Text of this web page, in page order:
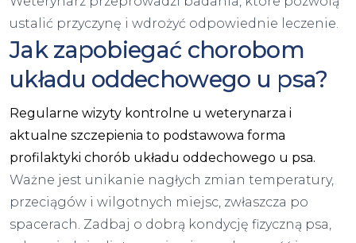
ustalić przyczynę i wdrożyć odpowiednie leczenie.
Jak zapobiegać chorobom
układu oddechowego u psa?
Regularne wizyty kontrolne u weterynarza i
aktualne szczepienia to podstawowa forma
profilaktyki chorób układu oddechowego u psa.
Ważne jest unikanie nagłych zmian temperatury,
przeciągów i wilgotnych miejsc, zwłaszcza po
spacerach. Zadbaj o dobrą kondycję fizyczną psa,